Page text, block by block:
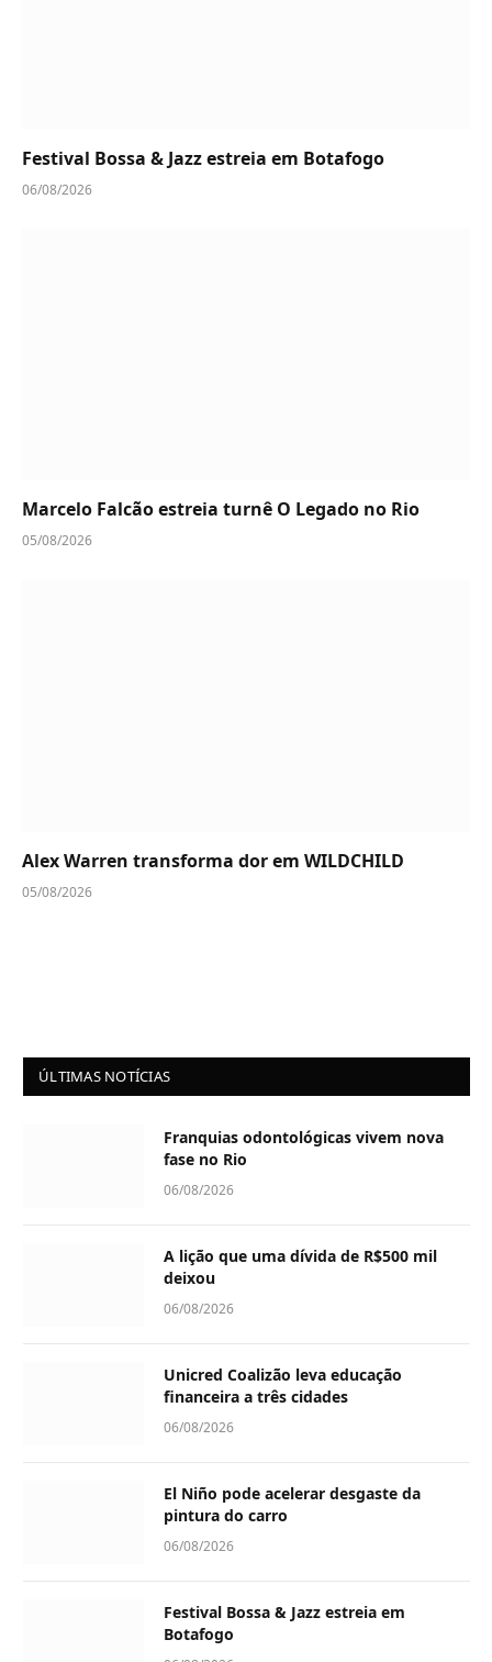
Festival Bossa & Jazz estreia em Botafogo
06/08/2026
Marcelo Falcão estreia turnê O Legado no Rio
05/08/2026
Alex Warren transforma dor em WILDCHILD
05/08/2026
ÚLTIMAS NOTÍCIAS
Franquias odontológicas vivem nova
fase no Rio
06/08/2026
A lição que uma dívida de R$500 mil
deixou
06/08/2026
Unicred Coalizão leva educação
financeira a três cidades
06/08/2026
El Niño pode acelerar desgaste da
pintura do carro
06/08/2026
Festival Bossa & Jazz estreia em
Botafogo